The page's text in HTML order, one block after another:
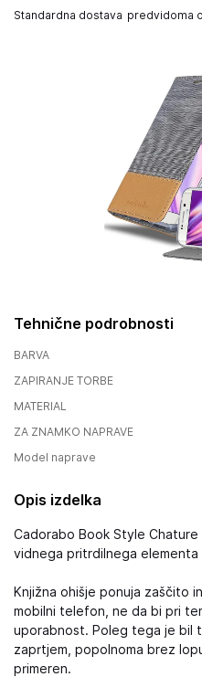
Tehnične podrobnosti
BARVA
ZAPIRANJE TORBE
MATERIAL
ZA ZNAMKO NAPRAVE
Model naprave
Opis izdelka
Cadorabo Book Style
vidnega pritrdilnega elementa
Knjižna ohišje ponuja zaščito
mobilni telefon, ne da bi pri
uporabnost. Poleg tega je bil
zaprtjem, popolnoma brez
primeren.
Standardna dostava predvidoma